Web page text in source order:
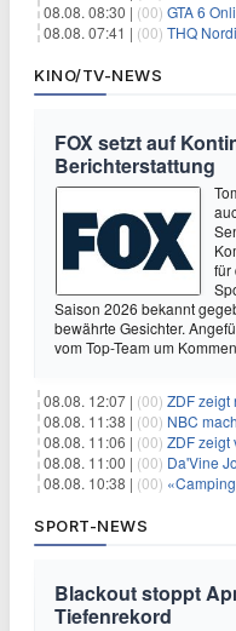
08.08. 08:30 | (00) GTA 6 Online
08.08. 07:41 | (00) THQ
KINO/TV-NEWS
FOX setzt auf
Berichterstattung
für
Saison 2026 bekannt
bewährte Gesichter.
vom Top-Team um
08.08. 12:07 | (00) ZDF zeigt
08.08. 11:38 | (00) NBC
08.08. 11:06 | (00) ZDF zeigt
08.08. 11:00 | (00) Da'Vine Joy
08.08. 10:38 | (00) «Camping
SPORT-NEWS
Blackout stoppt
Tiefenrekord